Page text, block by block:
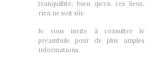
tranquillité; bien qu'en ces lieux,
rien ne soit sûr.
Je vous invite à consulter le
préambule pour de plus amples
informations.